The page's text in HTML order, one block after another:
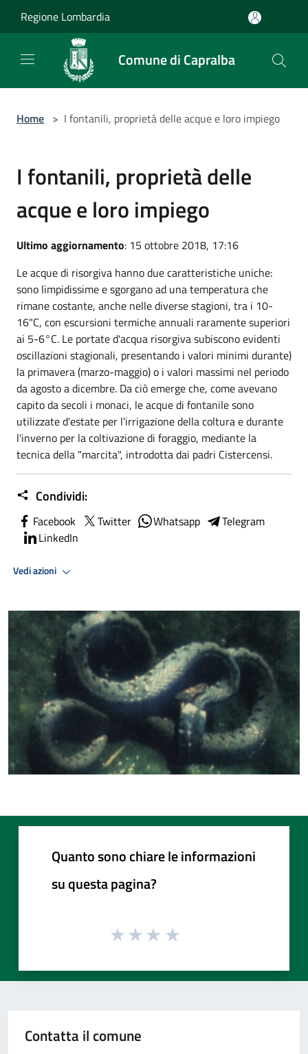
Regione Lombardia
Comune di Capralba
Home > I fontanili, proprietà delle acque e loro impiego
I fontanili, proprietà delle
acque e loro impiego
Ultimo aggiornamento: 15 ottobre 2018, 17:16
Le acque di risorgiva hanno due caratteristiche uniche:
sono limpidissime e sgorgano ad una temperatura che
rimane costante, anche nelle diverse stagioni, tra i 10-
16"C, con escursioni termiche annuali raramente superiori
ai 5-6°C. Le portate d'acqua risorgiva subiscono evidenti
oscillazioni stagionali, presentando i valori minimi durante)
la primavera (marzo-maggio) o i valori massimi nel periodo
da agosto a dicembre. Da ciò emerge che, come avevano
capito da secoli i monaci, le acque di fontanile sono
utilizzate d'estate per l'irrigazione della coltura e durante
l'inverno per la coltivazione di foraggio, mediante la
tecnica della "marcita", introdotta dai padri Cistercensi.
Condividi:
Facebook Twitter Whatsapp
Telegram
LinkedIn
Vedi azioni
Quanto sono chiare le informazioni
su questa pagina?
Contatta il comune